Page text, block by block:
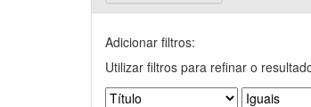
Adicionar filtros:
Utilizar filtros para refinar o